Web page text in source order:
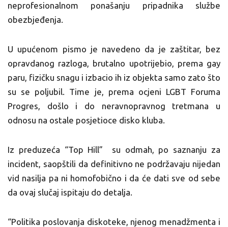
neprofesionalnom ponašanju pripadnika službe
obezbjeđenja.
U upućenom pismo je navedeno da je zaštitar, bez
opravdanog razloga, brutalno upotrijebio, prema gay
paru, fizičku snagu i izbacio ih iz objekta samo zato što
su se poljubil. Time je, prema ocjeni LGBT Foruma
Progres, došlo i do neravnopravnog tretmana u
odnosu na ostale posjetioce disko kluba.
Iz preduzeća “Top Hill” su odmah, po saznanju za
incident, saopštili da definitivno ne podržavaju nijedan
vid nasilja pa ni homofobično i da će dati sve od sebe
da ovaj slučaj ispitaju do detalja.
“Politika poslovanja diskoteke, njenog menadžmenta i